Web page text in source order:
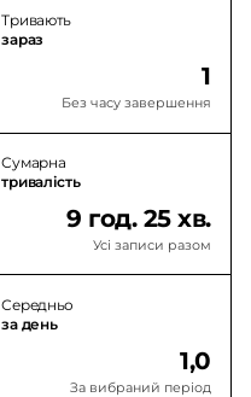
Тривають
зараз
1
Без часу завершення
Сумарна
тривалість
9 год. 25 хв.
Усі записи разом
Середньо
за день
1,0
За вибраний період